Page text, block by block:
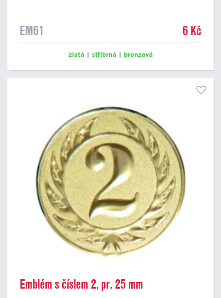
EM61 6 Kč
zlatá | stříbrná | bronzová
Emblém s číslem 2, pr. 25 mm